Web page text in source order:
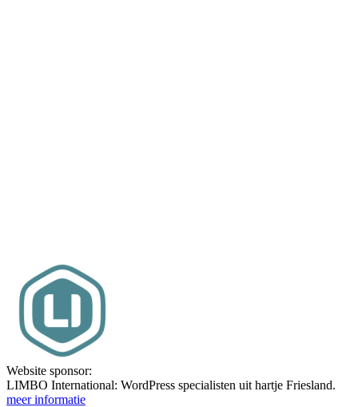
Website sponsor:
LIMBO International: WordPress specialisten uit hartje Friesland.
meer informatie